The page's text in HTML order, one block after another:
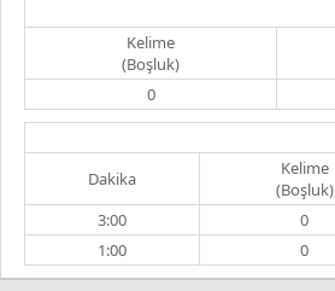
Kelime
(Boşluk)
0
Dakika
Kelime
(Boşluk)
3:00
0
1:00
0